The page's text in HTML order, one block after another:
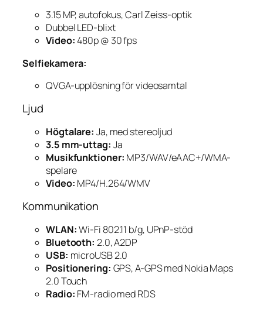
3.15 MP, autofokus, Carl Zeiss-optik
Dubbel LED-blixt
Video:480p @ 30 fps
Selfiekamera:
QVGA-upplösning för videosamtal
Ljud
Högtalare: Ja, med stereoljud
3.5 mm-uttag: Ja
Musikfunktioner: MP3/WAV/eAAC+/WMA-
spelare
Video: MP4/H.264/WMV
Kommunikation
WLAN:Wi-Fi 802.11 b/g, UPnP-stöd
Bluetooth: 2.0, A2DP
USB: microUSB 2.0
Positionering: GPS, A-GPS med Nokia Maps
2.0 Touch
Radio: FM-radio med RDS